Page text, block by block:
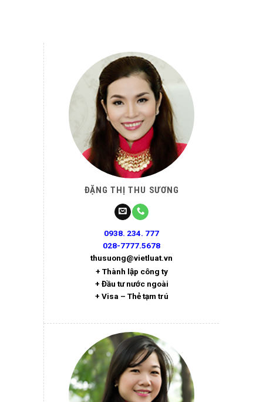
ĐẶNG THỊ THU SƯƠNG
0938. 234. 777
028-7777.5678
thusuong@vietluat.vn
+ Thành lập công ty
+ Đầu tư nước ngoài
+ Visa – Thẻ tạm trú